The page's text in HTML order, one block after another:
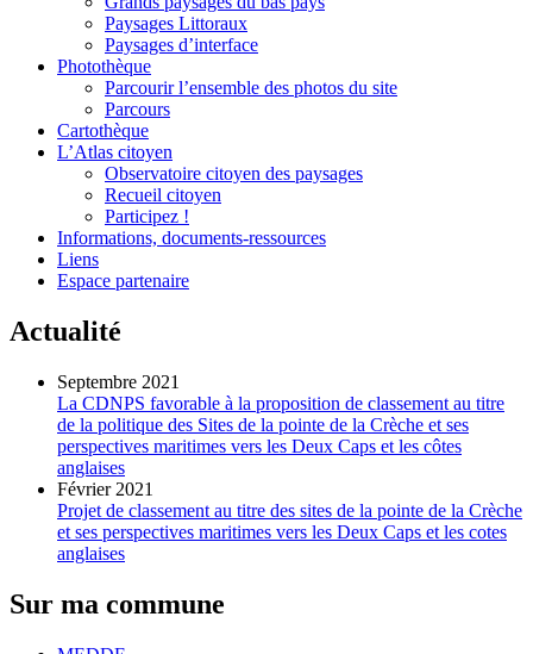
Paysages Littoraux
Paysages d’interface
Photothèque
Parcourir l’ensemble des photos du site
Parcours
Cartothèque
L’Atlas citoyen
Observatoire citoyen des paysages
Recueil citoyen
Participez !
Informations, documents-ressources
Liens
Espace partenaire
Actualité
Septembre 2021
La CDNPS favorable à la proposition de classement au titre
de la politique des Sites de la pointe de la Crèche et ses
perspectives maritimes vers les Deux Caps et les côtes
anglaises
Février 2021
Projet de classement au titre des sites de la pointe de la Crèche
et ses perspectives maritimes vers les Deux Caps et les cotes
anglaises
Sur ma commune